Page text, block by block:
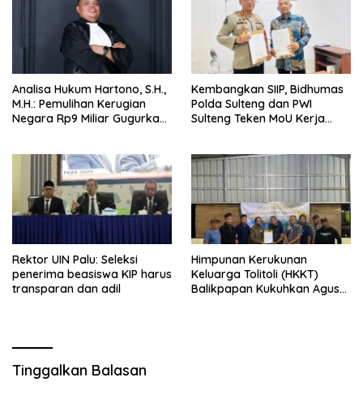
Analisa Hukum Hartono, S.H.,
M.H.: Pemulihan Kerugian
Negara Rp9 Miliar Gugurkan
Bangunan Mess Pemda
Morowali
Kembangkan SIIP, Bidhumas
Polda Sulteng dan PWI
Sulteng Teken MoU Kerja
Rektor UIN Palu: Seleksi
penerima beasiswa KIP harus
transparan dan adil
Himpunan Kerukunan
Keluarga Tolitoli (HKKT)
Balikpapan Kukuhkan Agus
Tinggalkan Balasan